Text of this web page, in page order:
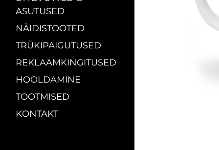
ASUTUSED
NÄIDISTOOTED
TRÜKIPAIGUTUSED
REKLAAMKINGITUSED
HOOLDAMINE
TOOTMISED
KONTAKT